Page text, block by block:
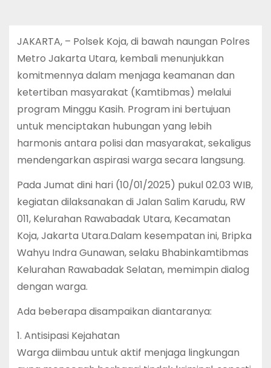
JAKARTA, – Polsek Koja, di bawah naungan Polres
Metro Jakarta Utara, kembali menunjukkan
komitmennya dalam menjaga keamanan dan
ketertiban masyarakat (Kamtibmas) melalui
program Minggu Kasih. Program ini bertujuan
untuk menciptakan hubungan yang lebih
harmonis antara polisi dan masyarakat, sekaligus
mendengarkan aspirasi warga secara langsung.
Pada Jumat dini hari (10/01/2025) pukul 02.03 WIB,
kegiatan dilaksanakan di Jalan Salim Karudu, RW
011, Kelurahan Rawabadak Utara, Kecamatan
Koja, Jakarta Utara.Dalam kesempatan ini, Bripka
Wahyu Indra Gunawan, selaku Bhabinkamtibmas
Kelurahan Rawabadak Selatan, memimpin dialog
dengan warga.
Ada beberapa disampaikan diantaranya:
1. Antisipasi Kejahatan
Warga diimbau untuk aktif menjaga lingkungan